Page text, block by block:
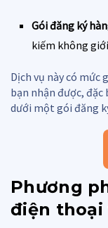
Gói đăng ký
kiếm không
Dịch vụ này có mức
bạn nhận được,
dưới một gói đăng
Phương
điện thoại